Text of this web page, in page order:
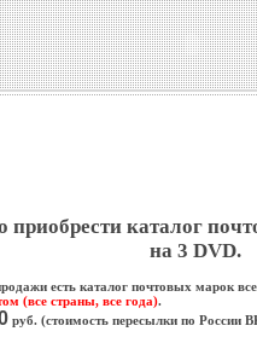
приобрести каталог
на 3 DVD.
есть каталог почтовых марок
(все страны, все года).
руб. (стоимость пересылки по